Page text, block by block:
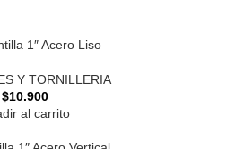
1″ Acero Liso
Y TORNILLERIA
$10.900
al carrito